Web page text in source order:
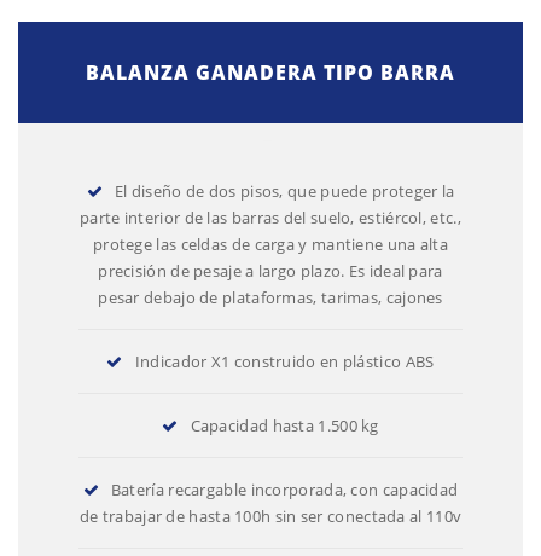
BALANZA GANADERA TIPO BARRA
El diseño de dos pisos, que puede proteger la
parte interior de las barras del suelo, estiércol, etc.,
protege las celdas de carga y mantiene una alta
precisión de pesaje a largo plazo. Es ideal para
pesar debajo de plataformas, tarimas, cajones
Indicador X1 construido en plástico ABS
Capacidad hasta 1.500 kg
Batería recargable incorporada, con capacidad
de trabajar de hasta 100h sin ser conectada al 110v